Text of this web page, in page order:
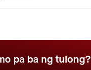
pa ba ng tulong?